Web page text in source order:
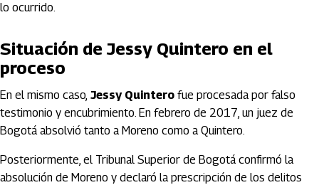
lo ocurrido.
Situación de Jessy Quintero en el
proceso
En el mismo caso, Jessy Quintero fue procesada por falso
testimonio y encubrimiento. En febrero de 2017, un juez de
Bogotá absolvió tanto a Moreno como a Quintero.
Posteriormente, el Tribunal Superior de Bogotá confirmó la
absolución de Moreno y declaró la prescripción de los delitos